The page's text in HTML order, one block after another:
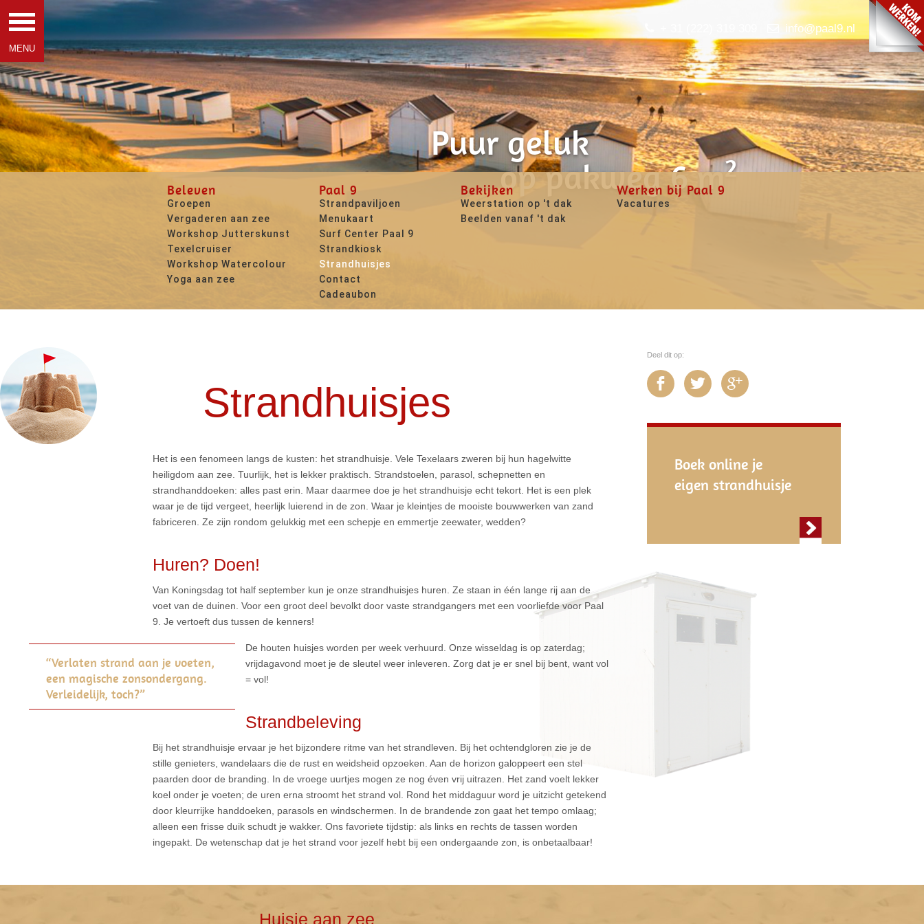
info@paal9.nl
Puur geluk
op pakweg 6 m2
Beleven
Groepen
Vergaderen aan zee
Workshop Jutterskunst
Texelcruiser
Workshop Watercolour
Yoga aan zee
Paal 9
Strandpaviljoen
Menukaart
Surf Center Paal 9
Strandkiosk
Strandhuisjes
Contact
Cadeaubon
Bekijken
Weerstation op 't dak
Beelden vanaf 't dak
Werken bij Paal 9
Vacatures
Strandhuisjes
Het is een fenomeen langs de kusten: het strandhuisje. Vele Texelaars zweren bij hun hagelwitte
heiligdom aan zee. Tuurlijk, het is lekker praktisch. Strandstoelen, parasol, schepnetten en
strandhanddoeken: alles past erin. Maar daarmee doe je het strandhuisje echt tekort. Het is een plek
waar je de tijd vergeet, heerlijk luierend in de zon. Waar je kleintjes de mooiste bouwwerken van zand
fabriceren. Ze zijn rondom gelukkig met een schepje en emmertje zeewater, wedden?
Huren? Doen!
Van Koningsdag tot half september kun je onze strandhuisjes huren. Ze staan in één lange rij aan de
voet van de duinen. Voor een groot deel bevolkt door vaste strandgangers met een voorliefde voor Paal
9. Je vertoeft dus tussen de kenners!
“Verlaten strand aan je voeten,
een magische zonsondergang.
Verleidelijk, toch?”
De houten huisjes worden per week verhuurd. Onze wisseldag is op zaterdag;
vrijdagavond moet je de sleutel weer inleveren. Zorg dat je er snel bij bent, want vol
= vol!
Strandbeleving
Bij het strandhuisje ervaar je het bijzondere ritme van het strandleven. Bij het ochtendgloren zie je de
stille genieters, wandelaars die de rust en weidsheid opzoeken. Aan de horizon galoppeert een stel
paarden door de branding. In de vroege uurtjes mogen ze nog éven vrij uitrazen. Het zand voelt lekker
koel onder je voeten; de uren erna stroomt het strand vol. Rond het middaguur word je uitzicht getekend
door kleurrijke handdoeken, parasols en windschermen. In de brandende zon gaat het tempo omlaag;
alleen een frisse duik schudt je wakker. Ons favoriete tijdstip: als links en rechts de tassen worden
ingepakt. De wetenschap dat je het strand voor jezelf hebt bij een ondergaande zon, is onbetaalbaar!
Deel dit op:
Boek online je
eigen strandhuisje
Huisje aan zee